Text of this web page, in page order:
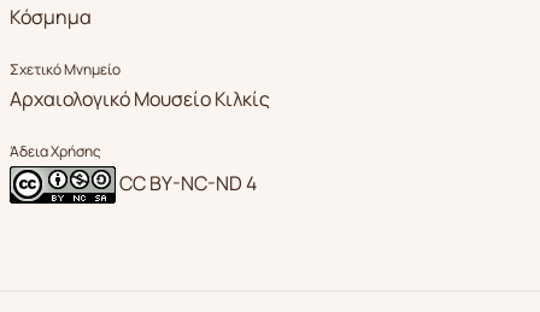
Κόσμημα
Σχετικό Μνημείο
Αρχαιολογικό Μουσείο Κιλκίς
Άδεια Χρήσης
CC BY-NC-ND 4